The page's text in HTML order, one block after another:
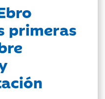
primeras